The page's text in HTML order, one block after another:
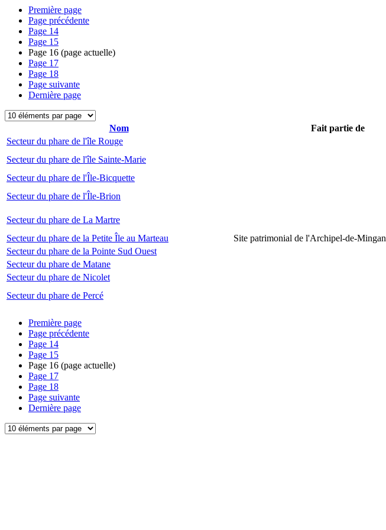
Première page
Page précédente
Page 14
Page 15
Page 16 (page actuelle)
Page 17
Page 18
Page suivante
Dernière page
Nom Fait partie de
Secteur du phare de l'île Rouge
Secteur du phare de l'île Sainte-Marie
Secteur du phare de l'Île-Bicquette
Secteur du phare de l'Île-Brion
Secteur du phare de La Martre
Secteur du phare de la Petite Île au Marteau
Site patrimonial de l'Archipel-de-Mingan
Secteur du phare de la Pointe Sud Ouest
Secteur du phare de Matane
Secteur du phare de Nicolet
Secteur du phare de Percé
Première page
Page précédente
Page 14
Page 15
Page 16 (page actuelle)
Page 17
Page 18
Page suivante
Dernière page